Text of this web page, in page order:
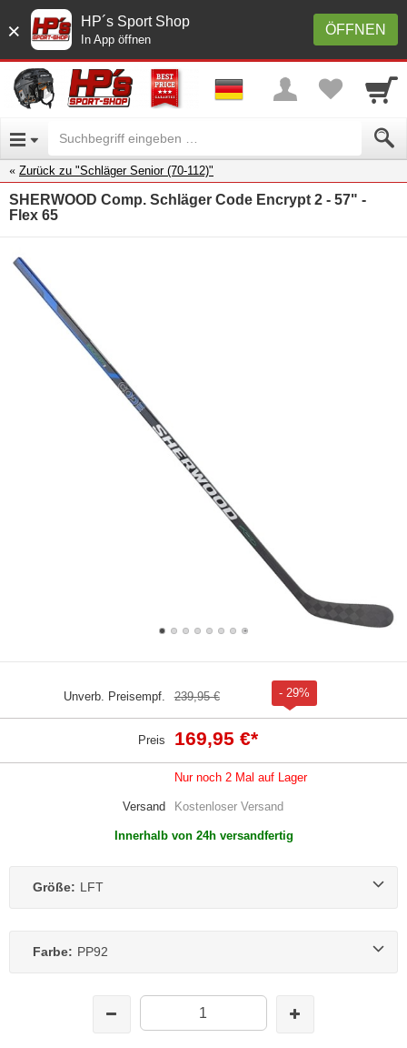
× ÖFFNEN
HP´s Sport Shop
In App öffnen
Zurück zu "Schläger Senior (70-112)"
SHERWOOD Comp. Schläger Code Encrypt 2 - 57" -
Flex 65
Unverb. Preisempf. 239,95 € - 29%
Preis 169,95 €*
Nur noch 2 Mal auf Lager
Versand Kostenloser Versand
Innerhalb von 24h versandfertig
Größe: LFT
Farbe: PP92